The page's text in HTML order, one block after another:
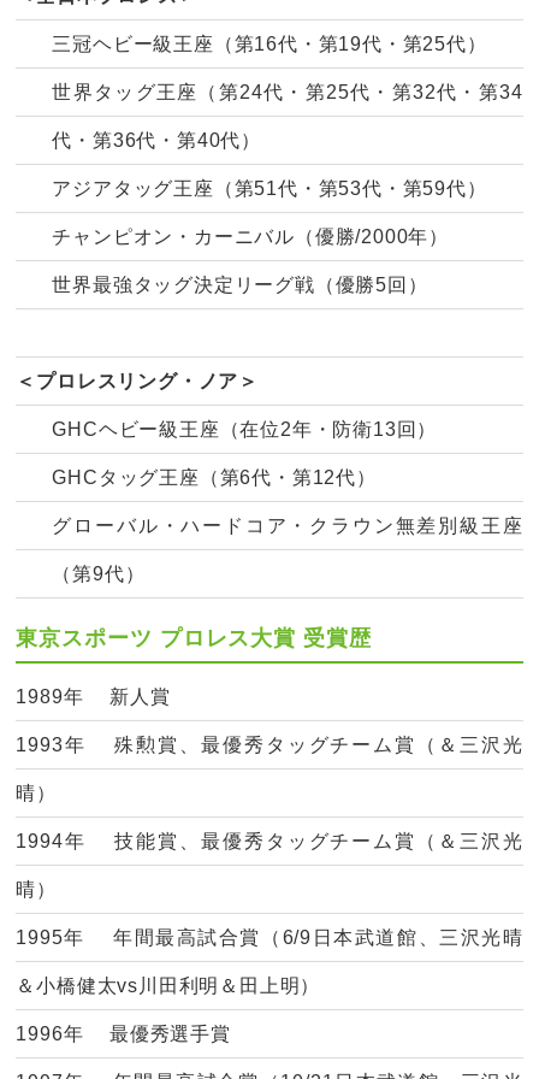
三冠ヘビー級王座（第16代・第19代・第25代）
世界タッグ王座（第24代・第25代・第32代・第34
代・第36代・第40代）
アジアタッグ王座（第51代・第53代・第59代）
チャンピオン・カーニバル（優勝/2000年）
世界最強タッグ決定リーグ戦（優勝5回）
＜プロレスリング・ノア＞
GHCヘビー級王座（在位2年・防衛13回）
GHCタッグ王座（第6代・第12代）
グローバル・ハードコア・クラウン無差別級王座
（第9代）
東京スポーツ プロレス大賞 受賞歴
1989年 新人賞
1993年 殊勲賞、最優秀タッグチーム賞（＆三沢光
晴）
1994年 技能賞、最優秀タッグチーム賞（＆三沢光
晴）
1995年 年間最高試合賞（6/9日本武道館、三沢光晴
＆小橋健太vs川田利明＆田上明）
1996年 最優秀選手賞